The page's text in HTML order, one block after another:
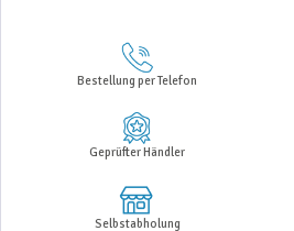
Bestellung per Telefon
Geprüfter Händler
Selbstabholung